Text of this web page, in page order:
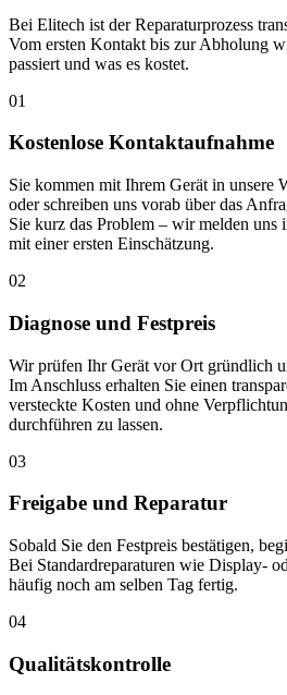
Bei Elitech ist der Reparaturprozess
Vom ersten Kontakt bis zur Abholung
passiert und was es kostet.
01
Kostenlose Kontaktaufnahme
Sie kommen mit Ihrem Gerät in unsere
oder schreiben uns vorab über das
Sie kurz das Problem – wir melden uns
mit einer ersten Einschätzung.
02
Diagnose und Festpreis
Wir prüfen Ihr Gerät vor Ort gründlich
Im Anschluss erhalten Sie einen
versteckte Kosten und ohne
durchführen zu lassen.
03
Freigabe und Reparatur
Sobald Sie den Festpreis bestätigen,
Bei Standardreparaturen wie Display-
häufig noch am selben Tag fertig.
04
Qualitätskontrolle